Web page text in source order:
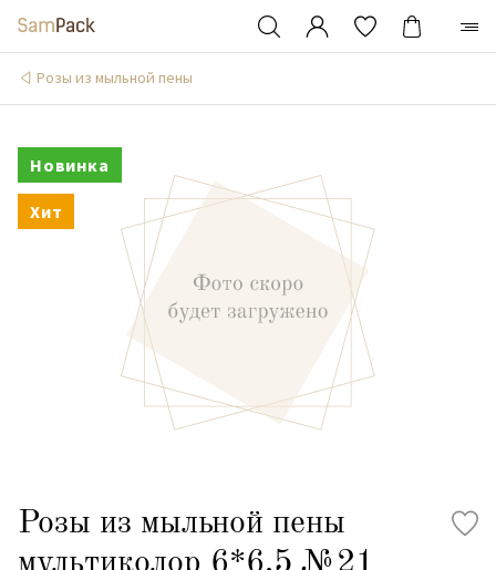
Розы из мыльной пены
Новинка
Хит
Розы из мыльной пены
мультиколор 6*6,5 №21